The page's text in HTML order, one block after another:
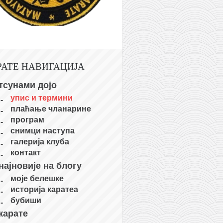
НАВИГАЦИЈА
дојо
упис и термини
плаћање чланарине
програм
снимци наступа
галерија клуба
контакт
на блогу
моје белешке
историја каратеа
бубиши